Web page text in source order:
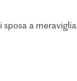
a meraviglia